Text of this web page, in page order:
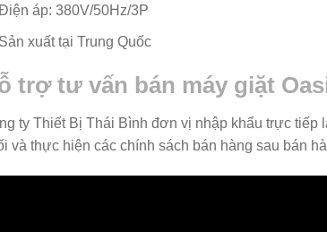
áp: 380V/50Hz/3P
xuất tại Trung Quốc
trợ tư vấn bán máy giặt
ty Thiết Bị Thái Bình đơn vị nhập khẩu trực tiếp
và thực hiện các chính sách bán hàng sau bán